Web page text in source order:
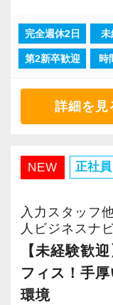
です。
告書作成へ
社内には公認
く、最高峰の
す。
全員がワンフ
ト体制も抜群。
未経験スター
作成できるま
3.【待遇・社風
完全週休2日 未
第2新卒歓迎 時
詳細を見
NEW 正社員
入力スタッフ
人ビジネスナ
【未経験歓
フィス！手
環境